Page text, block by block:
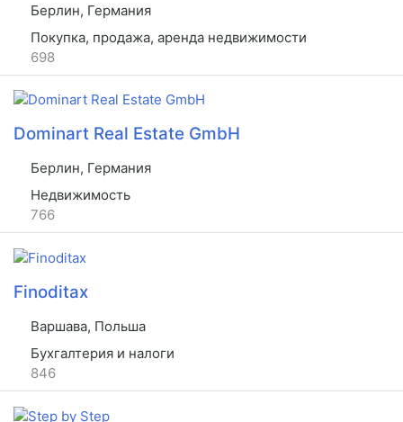
Берлин, Германия
Покупка, продажа, аренда недвижимости
698
Dominart Real Estate GmbH
Берлин, Германия
Недвижимость
766
Finoditax
Варшава, Польша
Бухгалтерия и налоги
846